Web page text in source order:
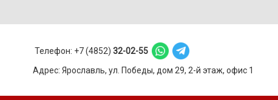
Телефон: +7 (4852) 32-02-55
Адрес: Ярославль, ул. Победы, дом 29, 2-й этаж, офис 1